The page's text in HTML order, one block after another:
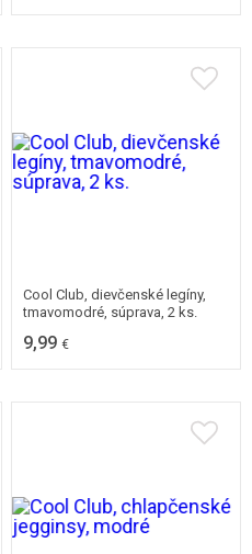
Cool Club, dievčenské legíny,
tmavomodré, súprava, 2 ks.
9,99 €